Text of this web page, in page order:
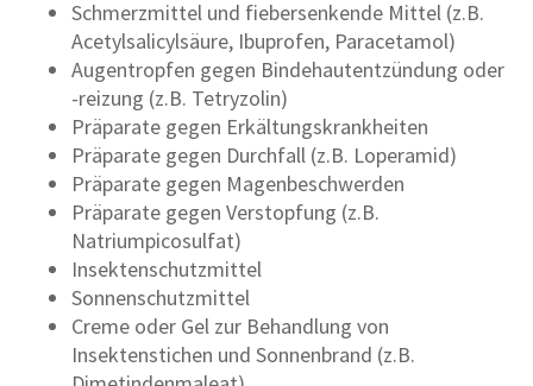
Schmerzmittel und fiebersenkende Mittel (z.B.
Acetylsalicylsäure, Ibuprofen, Paracetamol)
Augentropfen gegen Bindehautentzündung oder
-reizung (z.B. Tetryzolin)
Präparate gegen Erkältungskrankheiten
Präparate gegen Durchfall (z.B. Loperamid)
Präparate gegen Magenbeschwerden
Präparate gegen Verstopfung (z.B.
Natriumpicosulfat)
Insektenschutzmittel
Sonnenschutzmittel
Creme oder Gel zur Behandlung von
Insektenstichen und Sonnenbrand (z.B.